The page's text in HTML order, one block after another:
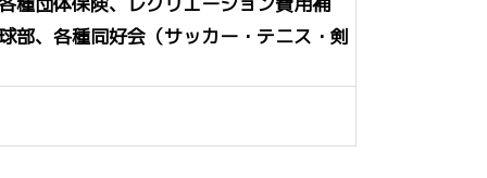
部、各種同好会（サッカー・テニス・剣